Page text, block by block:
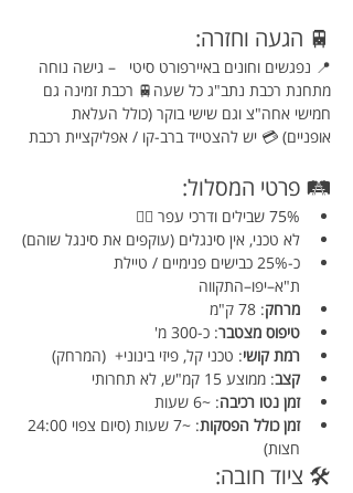
🚆 הגעה וחזרה:
📍 נפגשים וחונים באיירפורט סיטי   – גישה נוחה
מתחנת רכבת נתב"ג כל שעה🚆 רכבת זמינה גם
חמישי אחה"צ וגם שישי בוקר (כולל העלאת
אופניים) 💳 יש להצטייד ברב-קו / אפליקציית רכבת
🛤️ פרטי המסלול:
75% שבילים ודרכי עפר 🚵‍♂️
לא טכני, אין סינגלים (עוקפים את סינגל שוהם)
כ-25% כבישים פנימיים / טיילת
ת"א–יפו–התקווה
מרחק: 78 ק"מ
טיפוס מצטבר: כ-300 מ'
רמת קושי: טכני קל, פיזי בינוני+  (המרחק)
קצב: ממוצע 15 קמ"ש, לא תחרותי
זמן נטו רכיבה: ~6 שעות
זמן כולל הפסקות
חצות)
🛠️ ציוד חובה: